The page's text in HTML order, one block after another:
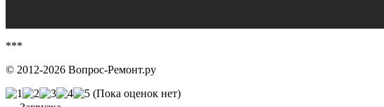
***
© 2012-2026 Вопрос-Ремонт.ру
(Пока оценок нет)